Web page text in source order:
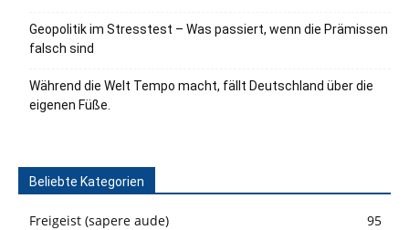
Geopolitik im Stresstest – Was passiert, wenn die Prämissen
falsch sind
Während die Welt Tempo macht, fällt Deutschland über die
eigenen Füße.
Beliebte Kategorien
Freigeist (sapere aude)
95